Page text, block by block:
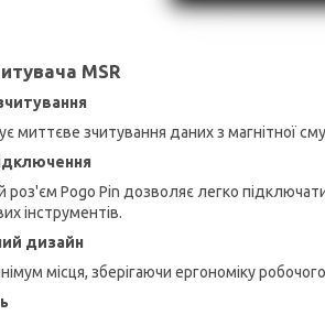
MSR
миттєве зчитування даних з магнітної
роз'єм Pogo Pin дозволяє легко
інструментів.
дизайн
місця, зберігаючи ергономіку